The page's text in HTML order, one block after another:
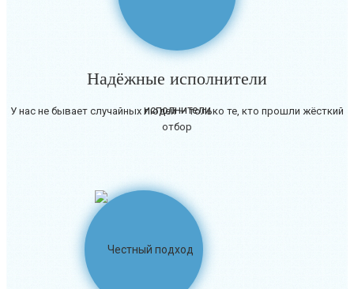
Надёжные исполнители
У нас не бывает случайных людей — только те, кто прошли жёсткий
отбор